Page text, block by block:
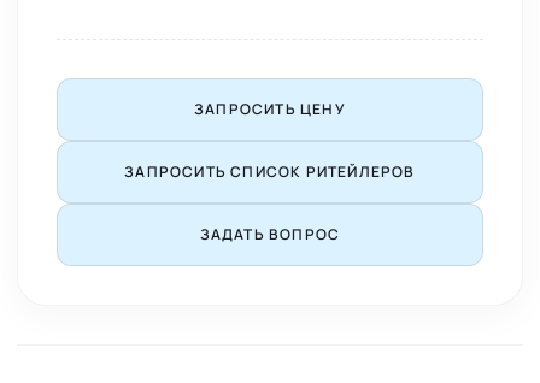
ЗАПРОСИТЬ ЦЕНУ
ЗАПРОСИТЬ СПИСОК РИТЕЙЛЕРОВ
ЗАДАТЬ ВОПРОС